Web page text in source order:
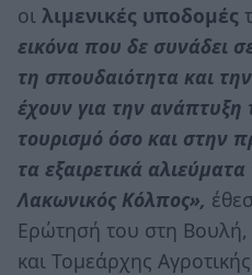
οι λιμενικές υποδομές
εικόνα που δε συνάδει
τη σπουδαιότητα και
έχουν για την
τουρισμό όσο και στην
τα εξαιρετικά
Λακωνικός Κόλπος»,
Ερώτησή του στη
και Τομεάρχης